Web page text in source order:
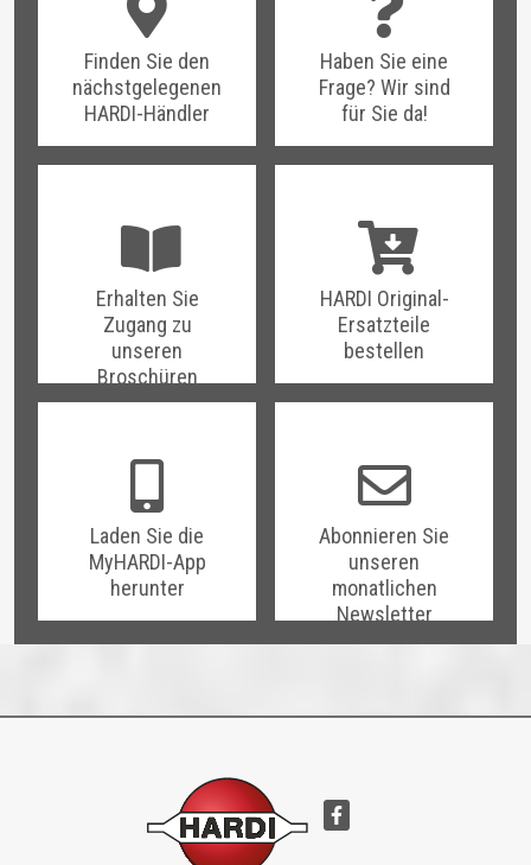
Finden Sie den
nächstgelegenen
HARDI-Händler
Haben Sie eine
Frage? Wir sind
für Sie da!
Erhalten Sie
Zugang zu
unseren
Broschüren
HARDI Original-
Ersatzteile
bestellen
Laden Sie die
MyHARDI-App
herunter
Abonnieren Sie
unseren
monatlichen
Newsletter